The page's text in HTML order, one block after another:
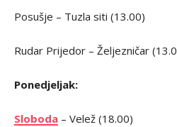
Posušje – Tuzla siti (13.00)
Rudar Prijedor – Željezničar
Ponedjeljak:
Sloboda – Velež (18.00)